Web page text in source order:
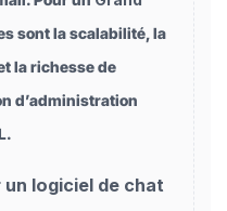
sont la scalabilité, la
la richesse de
d’administration
logiciel de chat